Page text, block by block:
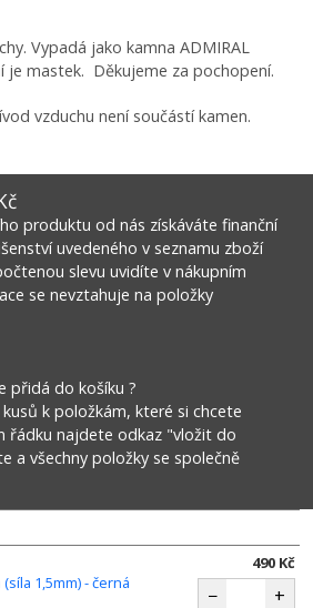
Vypadá jako kamna ADMIRAL
je mastek. Děkujeme za pochopení.
vzduchu není součástí kamen.
produktu od nás získáváte finanční
uvedeného v seznamu zboží
slevu uvidíte v nákupním
se nevztahuje na položky
přidá do košíku ?
k položkám, které si chcete
řádku najdete odkaz "vložit do
a všechny položky se společně
1,5mm) - černá
490 Kč
− +